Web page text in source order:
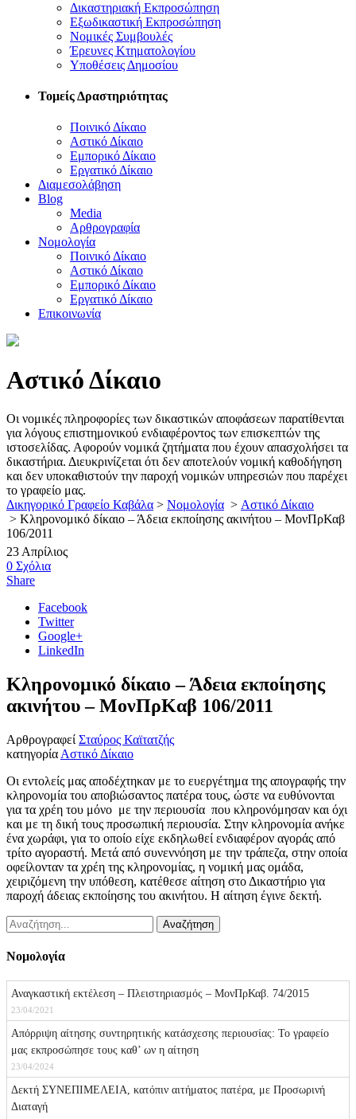
Δικαστηριακή Εκπροσώπηση
Εξωδικαστική Εκπροσώπηση
Νομικές Συμβουλές
Έρευνες Κτηματολογίου
Υποθέσεις Δημοσίου
Τομείς Δραστηριότητας
Ποινικό Δίκαιο
Αστικό Δίκαιο
Εμπορικό Δίκαιο
Εργατικό Δίκαιο
Διαμεσολάβηση
Blog
Media
Αρθρογραφία
Νομολογία
Ποινικό Δίκαιο
Αστικό Δίκαιο
Εμπορικό Δίκαιο
Εργατικό Δίκαιο
Επικοινωνία
Αστικό Δίκαιο
Οι νομικές πληροφορίες των δικαστικών αποφάσεων παρατίθενται
για λόγους επιστημονικού ενδιαφέροντος των επισκεπτών της
ιστοσελίδας. Αφορούν νομικά ζητήματα που έχουν απασχολήσει τα
δικαστήρια. Διευκρινίζεται ότι δεν αποτελούν νομική καθοδήγηση
και δεν υποκαθιστούν την παροχή νομικών υπηρεσιών που παρέχει
το γραφείο μας.
Δικηγορικό Γραφείο Καβάλα > Νομολογία > Αστικό Δίκαιο
> Κληρονομικό δίκαιο – Άδεια εκποίησης ακινήτου – ΜονΠρΚαβ
106/2011
23 Απρίλιος
0 Σχόλια
Share
Facebook
Twitter
Google+
LinkedIn
Κληρονομικό δίκαιο – Άδεια εκποίησης
ακινήτου – ΜονΠρΚαβ 106/2011
Αρθρογραφεί Σταύρος Καϊτατζής
κατηγορία Αστικό Δίκαιο
Οι εντολείς μας αποδέχτηκαν με το ευεργέτημα της απογραφής την
κληρονομία του αποβιώσαντος πατέρα τους, ώστε να ευθύνονται
για τα χρέη του μόνο με την περιουσία που κληρονόμησαν και όχι
και με τη δική τους προσωπική περιουσία. Στην κληρονομία ανήκε
ένα χωράφι, για το οποίο είχε εκδηλωθεί ενδιαφέρον αγοράς από
τρίτο αγοραστή. Μετά από συνεννόηση με την τράπεζα, στην οποία
οφείλονταν τα χρέη της κληρονομίας, η νομική μας ομάδα,
χειριζόμενη την υπόθεση, κατέθεσε αίτηση στο Δικαστήριο για
παροχή άδειας εκποίησης του ακινήτου. Η αίτηση έγινε δεκτή.
Νομολογία
Αναγκαστική εκτέλεση – Πλειστηριασμός – ΜονΠρΚαβ. 74/2015
23/04/2021
Απόρριψη αίτησης συντηρητικής κατάσχεσης περιουσίας: Το γραφείο
μας εκπροσώπησε τους καθ’ ων η αίτηση
23/04/2024
Δεκτή ΣΥΝΕΠΙΜΕΛΕΙΑ, κατόπιν αιτήματος πατέρα, με Προσωρινή
Διαταγή